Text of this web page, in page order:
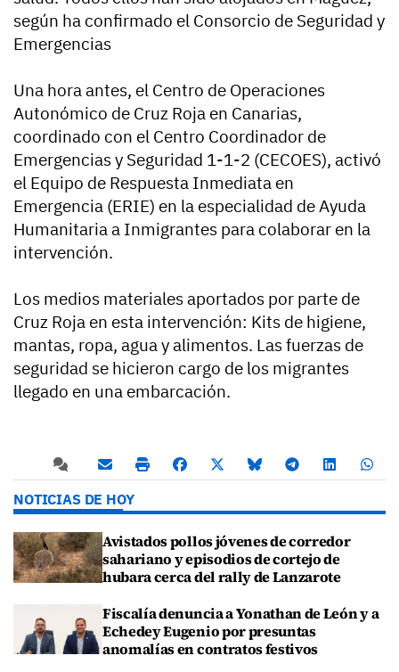
según ha confirmado el Consorcio de Seguridad y
Emergencias
Una hora antes, el Centro de Operaciones
Autonómico de Cruz Roja en Canarias,
coordinado con el Centro Coordinador de
Emergencias y Seguridad 1-1-2 (CECOES), activó
el Equipo de Respuesta Inmediata en
Emergencia (ERIE) en la especialidad de Ayuda
Humanitaria a Inmigrantes para colaborar en la
intervención.
Los medios materiales aportados por parte de
Cruz Roja en esta intervención: Kits de higiene,
mantas, ropa, agua y alimentos. Las fuerzas de
seguridad se hicieron cargo de los migrantes
llegado en una embarcación.
NOTICIAS DE HOY
Avistados pollos jóvenes de corredor
sahariano y episodios de cortejo de
hubara cerca del rally de Lanzarote
Fiscalía denuncia a Yonathan de León y a
Echedey Eugenio por presuntas
anomalías en contratos festivos